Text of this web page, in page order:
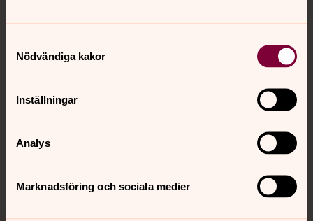
Nödvändiga kakor
Inställningar
Analys
Marknadsföring och sociala medier
Sociala kanaler